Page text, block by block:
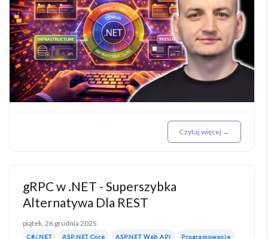
Czytaj więcej →
gRPC w .NET - Superszybka
Alternatywa Dla REST
piątek, 26 grudnia 2025
C#/.NET ASP.NET Core ASP.NET Web API Programowanie